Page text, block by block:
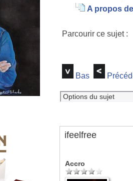
A propos
Parcourir ce sujet
Bas
ifeelfree
Accro